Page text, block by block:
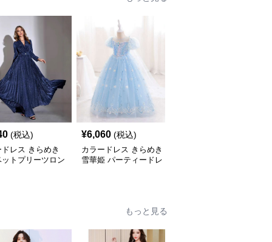
(税込)
レス きらめき
トプリーツロン
¥6,060 (税込)
カラードレス きらめき
雪華姫 パーティードレ
もっと見る